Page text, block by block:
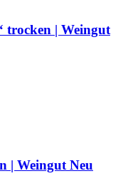
trocken | Weingut
| Weingut Neu